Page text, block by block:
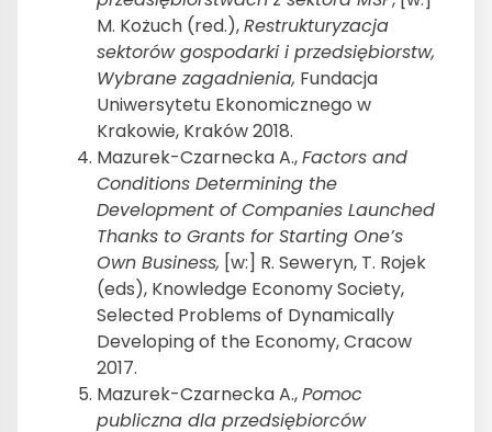
M. Kożuch (red.),Restrukturyzacja
sektorów gospodarki i przedsiębiorstw,
Wybrane zagadnienia, Fundacja
Uniwersytetu Ekonomicznego w
Krakowie, Kraków 2018.
Mazurek-Czarnecka A.,Factors and
Conditions Determining the
Development of Companies Launched
Thanks to Grants for Starting One’s
Own Business, [w:] R. Seweryn, T. Rojek
(eds), Knowledge Economy Society,
Selected Problems of Dynamically
Developing of the Economy, Cracow
2017.
Mazurek-Czarnecka A.,Pomoc
publiczna dla przedsiębiorców